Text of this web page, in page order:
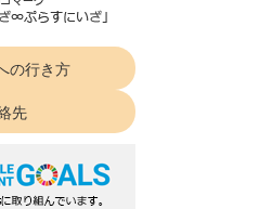
の行き方
先